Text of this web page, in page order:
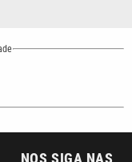
acompanha: